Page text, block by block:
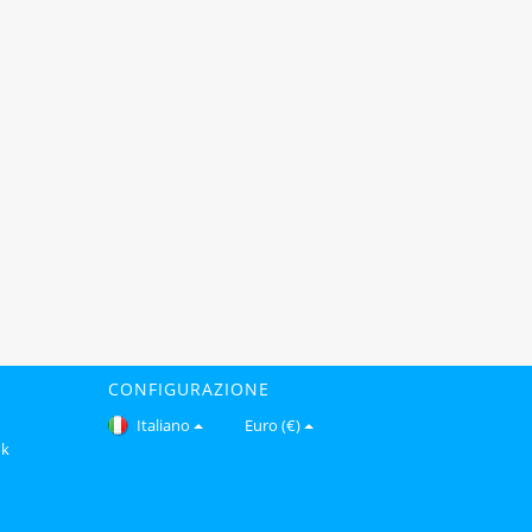
CONFIGURAZIONE
Italiano Euro (€)